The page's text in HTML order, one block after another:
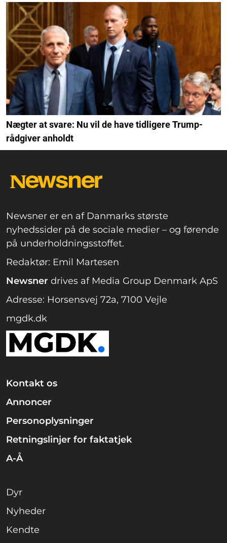
Nægter at svare: Nu vil de have tidligere Trump-
rådgiver anholdt
Newsner er en af Danmarks største
nyhedssider på de sociale medier – og førende
på underholdningsstoffet.
Redaktør: Emil Martesen
Newsner drives af Media Group Denmark ApS
Adresse: Horsensvej 72a, 7100 Vejle
mgdk.dk
Kontakt os
Annoncer
Personoplysninger
Retningslinjer for faktatjek
A-Å
Dyr
Nyheder
Kendte